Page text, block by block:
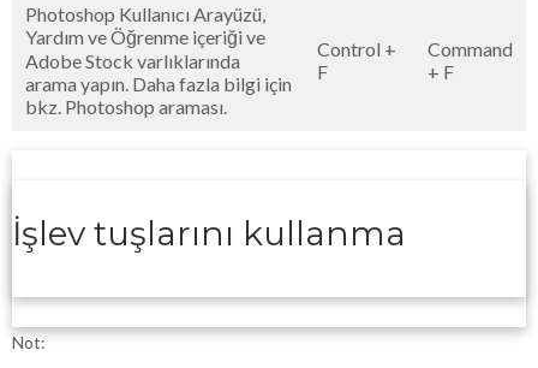
Photoshop Kullanıcı Arayüzü,
Yardım ve Öğrenme içeriği ve
Adobe Stock varlıklarında
arama yapın. Daha fazla bilgi için
bkz. Photoshop araması.
Control +
F
Command
+ F
İşlev tuşlarını kullanma
Not: